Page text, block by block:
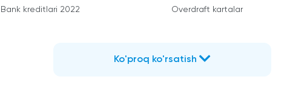
Bank kreditlari 2022 Overdraft kartalar
Ko'proq ko'rsatish